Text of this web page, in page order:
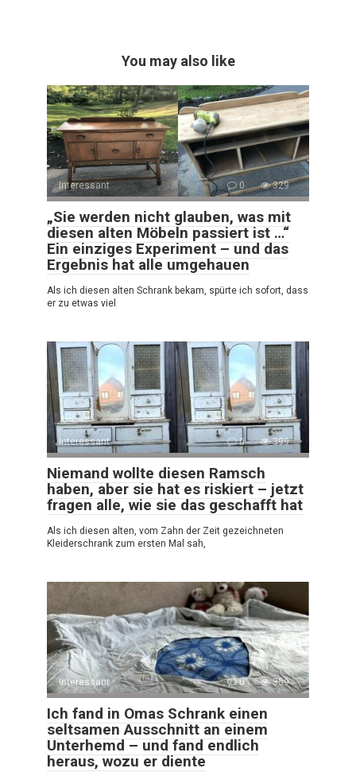
You may also like
Interessant 0 329
„Sie werden nicht glauben, was mit
diesen alten Möbeln passiert ist …“
Ein einziges Experiment – und das
Ergebnis hat alle umgehauen
Als ich diesen alten Schrank bekam, spürte ich sofort, dass
er zu etwas viel
Interessant 0 399
Niemand wollte diesen Ramsch
haben, aber sie hat es riskiert – jetzt
fragen alle, wie sie das geschafft hat
Als ich diesen alten, vom Zahn der Zeit gezeichneten
Kleiderschrank zum ersten Mal sah,
Interessant 0 359
Ich fand in Omas Schrank einen
seltsamen Ausschnitt an einem
Unterhemd – und fand endlich
heraus, wozu er diente